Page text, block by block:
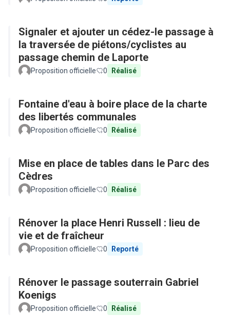
Signaler et ajouter un cédez-le passage à
la traversée de piétons/cyclistes au
passage chemin de Laporte
Proposition officielle 0 Réalisé
Fontaine d'eau à boire place de la charte
des libertés communales
Proposition officielle 0 Réalisé
Mise en place de tables dans le Parc des
Cèdres
Proposition officielle 0 Réalisé
Rénover la place Henri Russell : lieu de
vie et de fraîcheur
Proposition officielle 0 Reporté
Rénover le passage souterrain Gabriel
Koenigs
Proposition officielle 0 Réalisé